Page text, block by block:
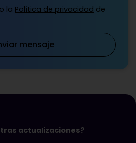
la Política de privacidad de
mensaje
actualizaciones?